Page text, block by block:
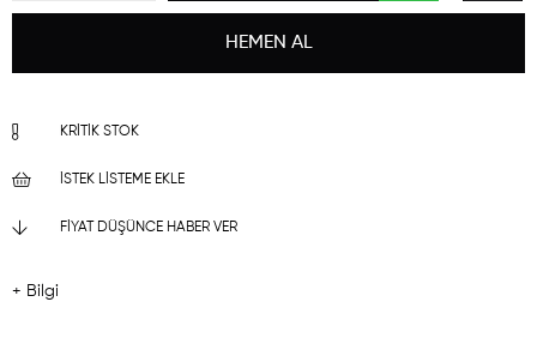
KRITIK STOK
İSTEK LISTEME EKLE
FIYAT DÜŞÜNCE HABER VER
+ Bilgi